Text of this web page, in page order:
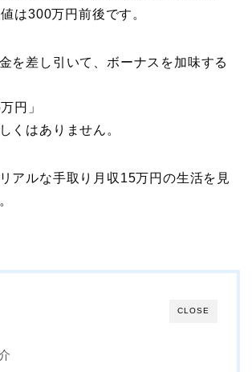
は300万円前後です。
を差し引いて、ボーナスを加味する
円」
くはありません。
アルな手取り月収15万円の生活を見
CLOSE